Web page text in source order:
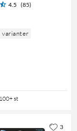
4.5 (85)
varianter
100+ st
3